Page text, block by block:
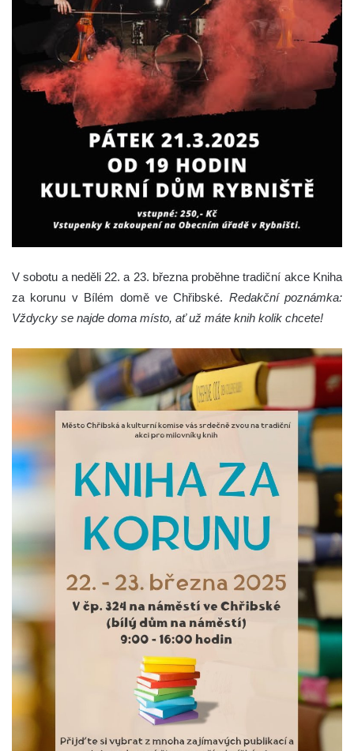
V sobotu a neděli 22. a 23. března proběhne tradiční akce Kniha
za korunu v Bílém domě ve Chřibské. Redakční poznámka:
Vždycky se najde doma místo, ať už máte knih kolik chcete!